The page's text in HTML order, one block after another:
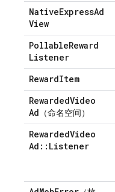
NativeExpressAd
View
PollableReward
Listener
RewardItem
RewardedVideo
Ad （命名空间）
RewardedVideo
Ad :: Listener